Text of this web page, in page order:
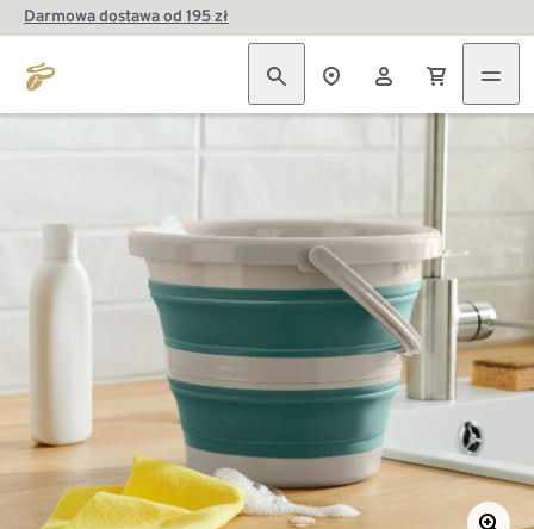
Darmowa dostawa od 195 zł